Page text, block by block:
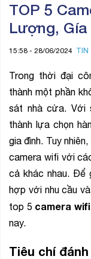
TOP 5
Lượng, Gía
15:58 - 28/06/2024 TIN
Trong thời đại
thành một phần
sát nhà cửa. Với
thành lựa chọn
gia đình. Tuy
camera wifi với
cả khác nhau. Để
hợp với nhu cầu
top 5 camera
nay.
Tiêu chí